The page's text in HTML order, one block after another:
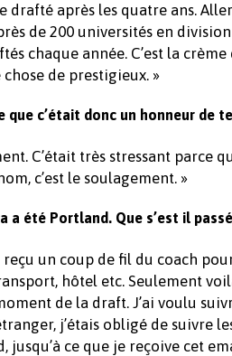
drafté après les quatre ans.
de 200 universités en
chaque année. C’est la
chose de prestigieux. »
que c’était donc un honneur
C’était très stressant parce
c’est le soulagement. »
a été Portland. Que s’est il
reçu un coup de fil du coach
hôtel etc. Seulement
de la draft. J’ai voulu
j’étais obligé de suivre
jusqu’à ce que je reçoive cet